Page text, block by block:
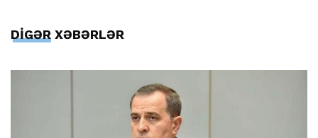
DİGƏR XƏBƏRLƏR